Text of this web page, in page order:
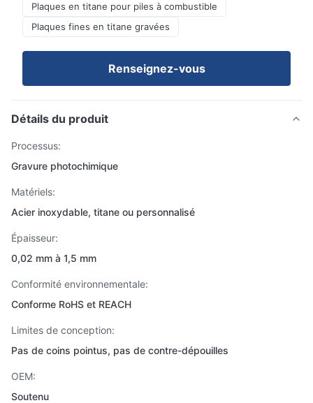
Plaques en titane pour piles à combustible
Plaques fines en titane gravées
Renseignez-vous
Détails du produit
Processus:
Gravure photochimique
Matériels:
Acier inoxydable, titane ou personnalisé
Épaisseur:
0,02 mm à 1,5 mm
Conformité environnementale:
Conforme RoHS et REACH
Limites de conception:
Pas de coins pointus, pas de contre-dépouilles
OEM:
Soutenu